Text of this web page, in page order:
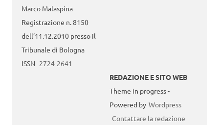
Marco Malaspina
Registrazione n. 8150
dell’11.12.2010 presso il
Tribunale di Bologna
ISSN 2724-2641
REDAZIONE E SITO WEB
Theme in progress -
Powered by Wordpress
Contattare la redazione